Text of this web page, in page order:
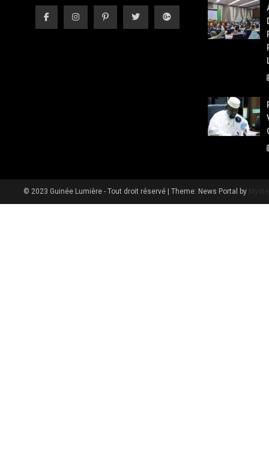
© 2023 Guinée Lumière - Tout droit réservé |Theme: News Portal by